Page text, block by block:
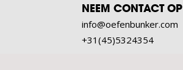
NEEM CONTACT OP
info@oefenbunker.com
+31(45)5324354